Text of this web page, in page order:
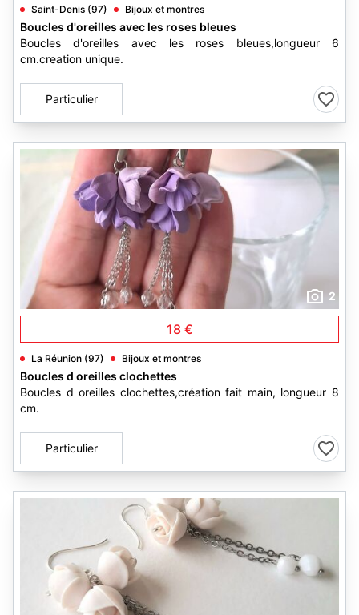
Saint-Denis (97) Bijoux et montres
Boucles d'oreilles avec les roses bleues
Boucles d'oreilles avec les roses bleues,longueur 6
cm.creation unique.
Particulier
2
18 €
La Réunion (97) Bijoux et montres
Boucles d oreilles clochettes
Boucles d oreilles clochettes,création fait main, longueur 8
cm.
Particulier